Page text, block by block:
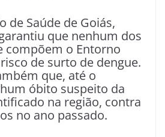
de Saúde de Goiás,
que nenhum dos
compõem o Entorno
de surto de dengue.
que, até o
óbito suspeito da
na região, contra
no ano passado.